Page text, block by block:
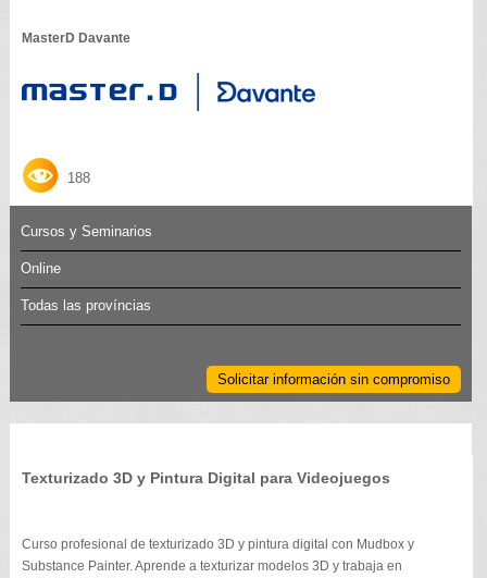
MasterD Davante
188
Cursos y Seminarios
Online
Todas las províncias
Solicitar información sin compromiso
Texturizado 3D y Pintura Digital para Videojuegos
Curso profesional de texturizado 3D y pintura digital con Mudbox y
Substance Painter. Aprende a texturizar modelos 3D y trabaja en